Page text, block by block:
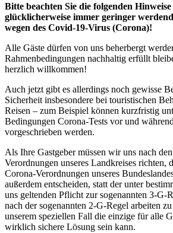
Bitte beachten Sie die folgenden Hinweise
glücklicherweise immer geringer
wegen des Covid-19-Virus (Corona)!
Alle Gäste dürfen von uns beherbergt
Rahmenbedingungen nachhaltig erfüllt
herzlich willkommen!
Auch jetzt gibt es allerdings noch gewisse
Sicherheit insbesondere bei touristischen
Reisen – zum Beispiel können kurzfristig
Bedingungen Corona-Tests vor und
vorgeschrieben werden.
Als Ihre Gastgeber müssen wir uns nach
Verordnungen unseres Landkreises richten,
Corona-Verordnungen unseres
außerdem entscheiden, statt der unter
uns geltenden Pflicht zur sogenannten 3-G-
nach der sogenannten 2-G-Regel arbeiten
unserem speziellen Fall die einzige für alle
wirklich sichere Lösung sein kann.